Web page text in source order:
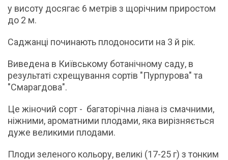
у висоту досягає 6 метрів з щорічним приростом
до 2 м.
Саджанці починають плодоносити на 3 й рік.
Виведена в Київському ботанічному саду, в
результаті схрещування сортів "Пурпурова" та
"Смарагдова".
Це жіночий сорт - багаторічна ліана із смачними,
ніжними, ароматними плодами, яка вирізняється
дуже великими плодами.
Плоди зеленого кольору, великі (17-25 г) з тонким